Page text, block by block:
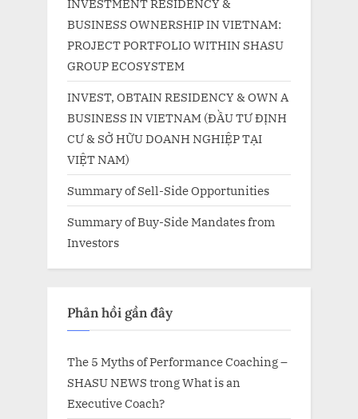
BUSINESS OWNERSHIP IN VIETNAM:
PROJECT PORTFOLIO WITHIN SHASU
GROUP ECOSYSTEM
INVEST, OBTAIN RESIDENCY & OWN A
BUSINESS IN VIETNAM (ĐẦU TƯ ĐỊNH
CƯ & SỞ HỮU DOANH NGHIỆP TẠI
VIỆT NAM)
Summary of Sell-Side Opportunities
Summary of Buy-Side Mandates from
Investors
Phản hồi gần đây
The 5 Myths of Performance Coaching –
SHASU NEWS trongWhat is an
Executive Coach?